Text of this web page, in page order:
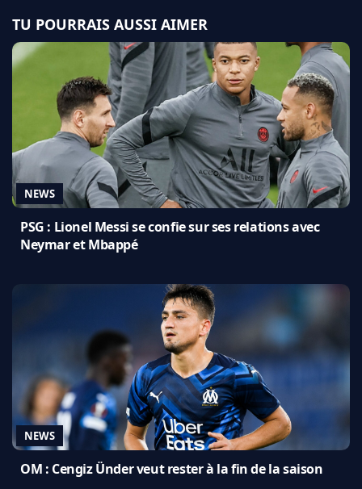
TU POURRAIS AUSSI AIMER
NEWS
PSG : Lionel Messi se confie sur ses relations avec
Neymar et Mbappé
NEWS
OM : Cengiz Ünder veut rester à la fin de la saison